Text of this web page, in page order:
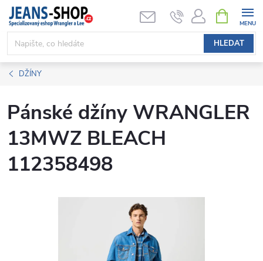
Přejít
obsah
HLEDAT
NÁKUPNÍ
KOŠÍK
DŽÍNY
Pánské džíny WRANGLER
13MWZ BLEACH
112358498